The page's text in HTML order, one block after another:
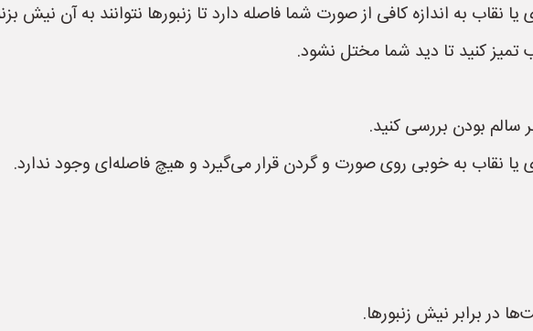
نقاب به اندازه کافی از صورت شما فاصله دارد تا زنبورها نتوانند به آن نیش
تمیز کنید تا دید شما مختل نشود.
سالم بودن بررسی کنید.
یا نقاب به خوبی روی صورت و گردن قرار می‌گیرد و هیچ فاصله‌ای وجود ندارد.
برابر نیش زنبورها.